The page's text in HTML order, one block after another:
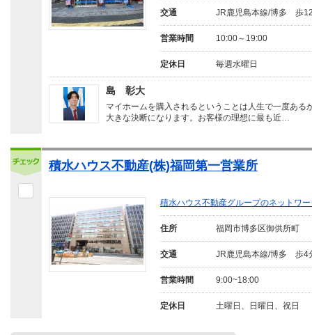
交通 JR鹿児島本線/博多 歩
営業時間 10:00～19:00
定休日 毎週水曜日
島 彰大
マイホームを購入されるということは人生で一度ある
大きな決断になります。お客様の理想に最も近…
積水ハウス不動産(株)福岡第一営業所
積水ハウス不動産グループのネットワ
住所 福岡市博多区御供所町
交通 JR鹿児島本線/博多 歩4
営業時間 9:00~18:00
定休日 土曜日、日曜日、祝日